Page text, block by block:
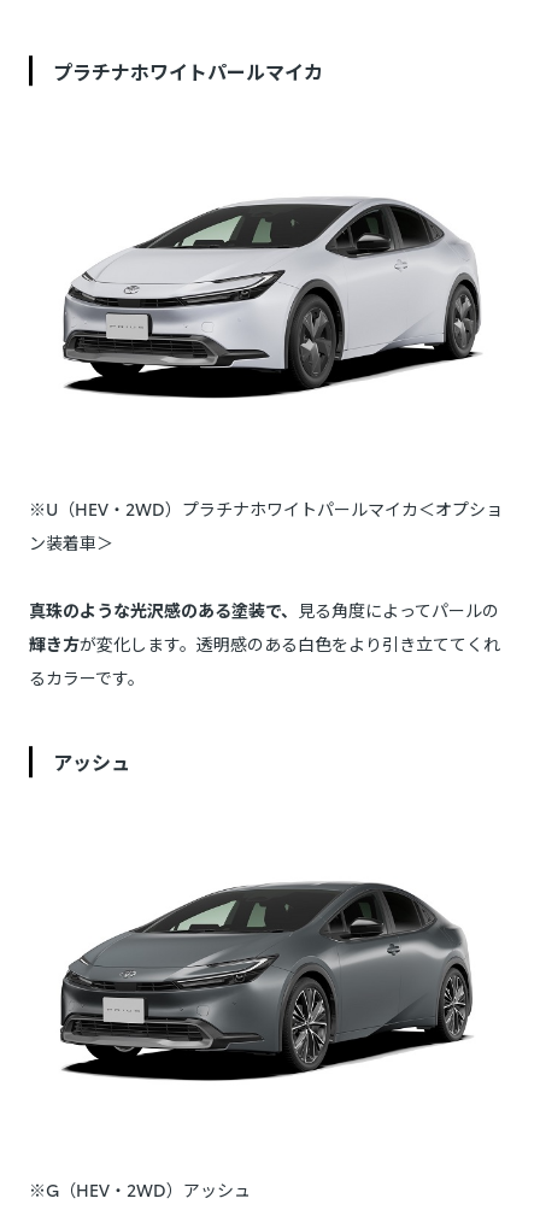
プラチナホワイトパールマイカ
※U（HEV・2WD）プラチナホワイトパールマイカ＜オプショ
ン装着車＞
真珠のような光沢感のある塗装で、 見る角度によってパールの
輝き方が変化します。透明感のある白色をより引き立ててくれ
るカラーです。
アッシュ
※G（HEV・2WD）アッシュ